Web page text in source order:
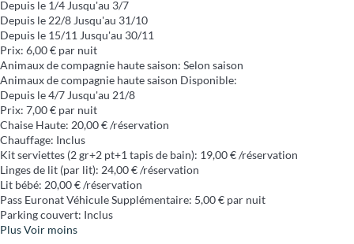
Depuis le 1/4 Jusqu'au 3/7
Depuis le 22/8 Jusqu'au 31/10
Depuis le 15/11 Jusqu'au 30/11
Prix: 6,00 € par nuit
Animaux de compagnie haute saison: Selon saison
Animaux de compagnie haute saison Disponible:
Depuis le 4/7 Jusqu'au 21/8
Prix: 7,00 € par nuit
Chaise Haute: 20,00 € /réservation
Chauffage: Inclus
Kit serviettes (2 gr+2 pt+1 tapis de bain): 19,00 € /réservation
Linges de lit (par lit): 24,00 € /réservation
Lit bébé: 20,00 € /réservation
Pass Euronat Véhicule Supplémentaire: 5,00 € par nuit
Parking couvert: Inclus
PlusVoir moins